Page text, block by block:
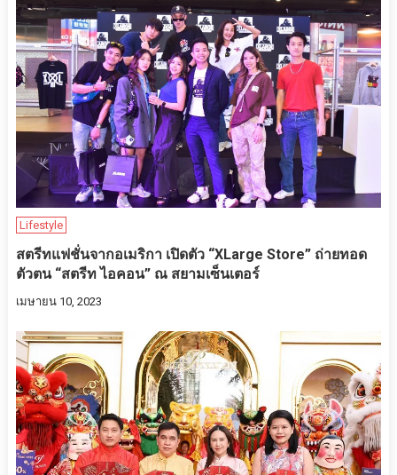
Lifestyle
สตรีทแฟชั่นจากอเมริกา เปิดตัว “XLarge Store” ถ่ายทอด
ตัวตน “สตรีท ไอคอน” ณ สยามเซ็นเตอร์
เมษายน 10, 2023